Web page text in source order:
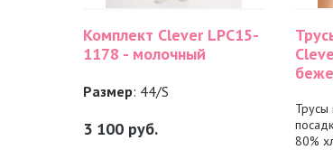
Комплект Clever LPC15-
1178 - молочный
Размер: 44/S
3 100руб.
Трусы
80%